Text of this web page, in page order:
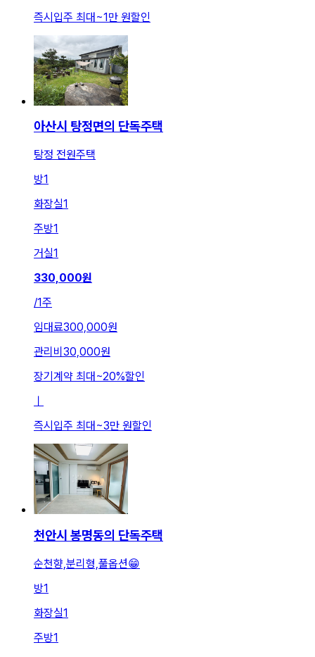
즉시입주 최대~1만 원할인
아산시 탕정면의 단독주택
탕정 전원주택
방1
화장실1
주방1
거실1
330,000원
/1주
임대료300,000원
관리비 30,000원
장기계약 최대 ~20%할인
즉시입주 최대 ~3만 원할인
천안시 봉명동의 단독주택
순천향,분리형,풀옵션😁
방1
화장실1
주방1